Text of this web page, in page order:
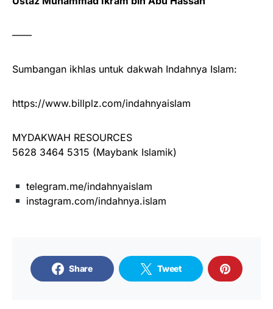
——
Sumbangan ikhlas untuk dakwah Indahnya Islam:
https://www.billplz.com/indahnyaislam
MYDAKWAH RESOURCES
5628 3464 5315 (Maybank Islamik)
telegram.me/indahnyaislam
instagram.com/indahnya.islam
Share Tweet